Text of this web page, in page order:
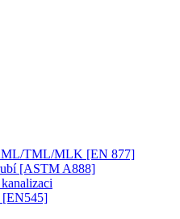
TML/MLK [EN 877]
[ASTM A888]
[EN545]